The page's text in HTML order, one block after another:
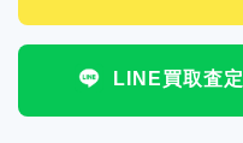
LINE買取査定